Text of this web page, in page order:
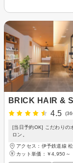
BRICK HAIR &
4.5
(36
[当日予約OK] こだわりの
ロン。
アクセス：伊予鉄道線
カット単価： ￥4,950～